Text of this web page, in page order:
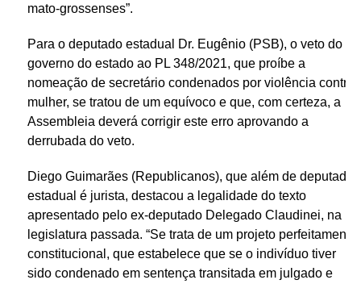
mato-grossenses”.
Para o deputado estadual Dr. Eugênio (PSB), o veto do
governo do estado ao PL 348/2021, que proíbe a
nomeação de secretário condenados por violência contra
mulher, se tratou de um equívoco e que, com certeza, a
Assembleia deverá corrigir este erro aprovando a
derrubada do veto.
Diego Guimarães (Republicanos), que além de deputado
estadual é jurista, destacou a legalidade do texto
apresentado pelo ex-deputado Delegado Claudinei, na
legislatura passada. “Se trata de um projeto perfeitamente
constitucional, que estabelece que se o indivíduo tiver
sido condenado em sentença transitada em julgado e